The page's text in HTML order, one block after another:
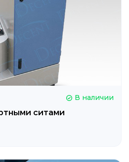
В наличии
ситами